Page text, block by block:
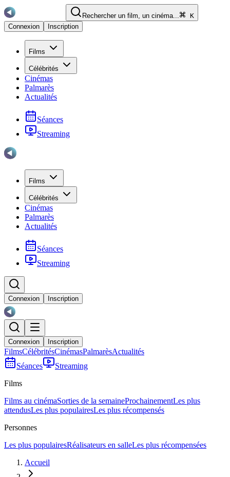
Rechercher un film, un cinéma...
K
Connexion
Inscription
Films
Célébrités
Cinémas
Palmarès
Actualités
Séances
Streaming
Films
Célébrités
Cinémas
Palmarès
Actualités
Séances
Streaming
Connexion Inscription
Connexion Inscription
FilmsCélébritésCinémasPalmarèsActualités
Séances
Streaming
Films
Films au cinémaSorties de la semaineProchainementLes plus
attendusLes plus populairesLes plus récompensés
Personnes
Les plus populairesRéalisateurs en salleLes plus récompensées
Accueil